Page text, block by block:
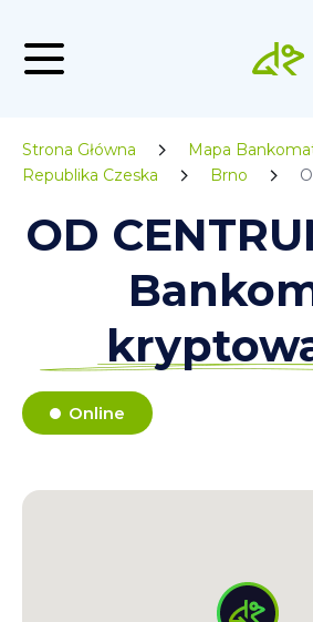
Strona Główna
Mapa
Republika Czeska
Brno
OD
Online